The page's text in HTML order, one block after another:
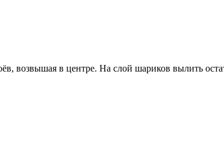
возвышая в центре. На слой шариков вылить